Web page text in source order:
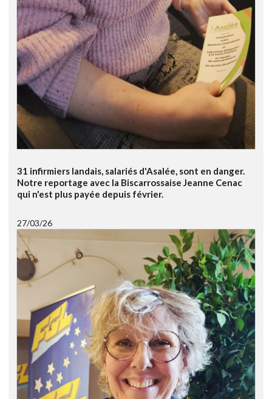
31 infirmiers landais, salariés d'Asalée, sont en danger.
Notre reportage avec la Biscarrossaise Jeanne Cenac
qui n'est plus payée depuis février.
27/03/26